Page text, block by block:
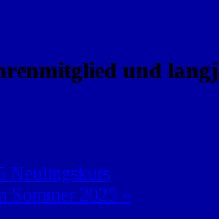
und
Neulingskurs
Sommer 2025 »